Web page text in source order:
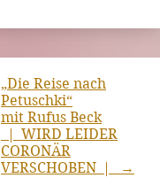
„Die Reise nach
Petuschki“
mit Rufus Beck
_|_WIRD LEIDER
CORONÄR
VERSCHOBEN_|_
→